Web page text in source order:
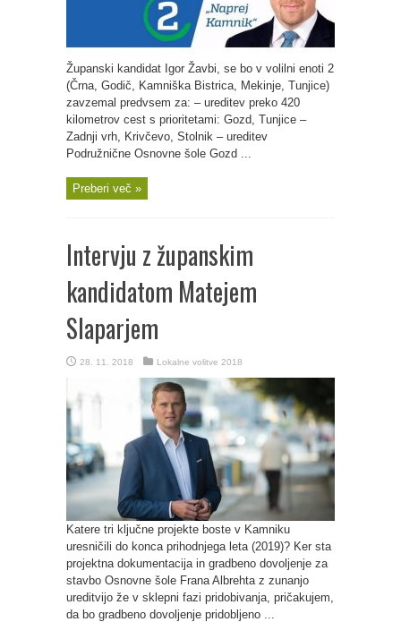
Županski kandidat Igor Žavbi, se bo v volilni enoti 2
(Črna, Godič, Kamniška Bistrica, Mekinje, Tunjice)
zavzemal predvsem za: – ureditev preko 420
kilometrov cest s prioritetami: Gozd, Tunjice –
Zadnji vrh, Krivčevo, Stolnik – ureditev
Podružnične Osnovne šole Gozd ...
Preberi več »
Intervju z županskim
kandidatom Matejem
Slaparjem
28. 11. 2018 Lokalne volitve 2018
Katere tri ključne projekte boste v Kamniku
uresničili do konca prihodnjega leta (2019)? Ker sta
projektna dokumentacija in gradbeno dovoljenje za
stavbo Osnovne šole Frana Albrehta z zunanjo
ureditvijo že v sklepni fazi pridobivanja, pričakujem,
da bo gradbeno dovoljenje pridobljeno ...